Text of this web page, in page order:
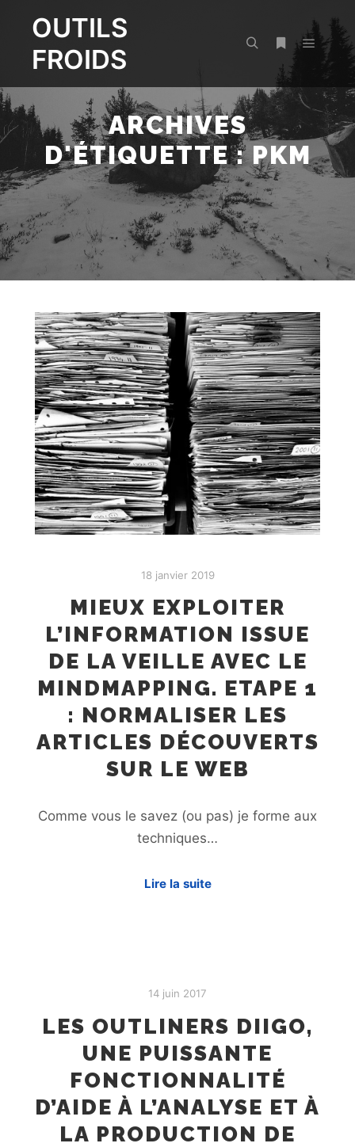
OUTILS
FROIDS
RechercherPlus d’infos
Menu
ARCHIVES
D'ÉTIQUETTE :PKM
18 janvier 2019
MIEUX EXPLOITER
L’INFORMATION ISSUE
DE LA VEILLE AVEC LE
MINDMAPPING. ETAPE 1
: NORMALISER LES
ARTICLES DÉCOUVERTS
SUR LE WEB
Comme vous le savez (ou pas) je forme aux
techniques…
Lire la suite
14 juin 2017
LES OUTLINERS DIIGO,
UNE PUISSANTE
FONCTIONNALITÉ
D’AIDE À L’ANALYSE ET À
LA PRODUCTION DE